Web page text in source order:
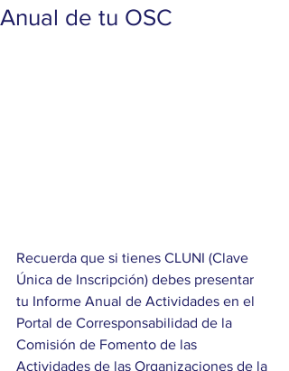
Anual de tu OSC
Recuerda que si tienes CLUNI (Clave
Única de Inscripción) debes presentar
tu Informe Anual de Actividades en el
Portal de Corresponsabilidad de la
Comisión de Fomento de las
Actividades de las Organizaciones de la